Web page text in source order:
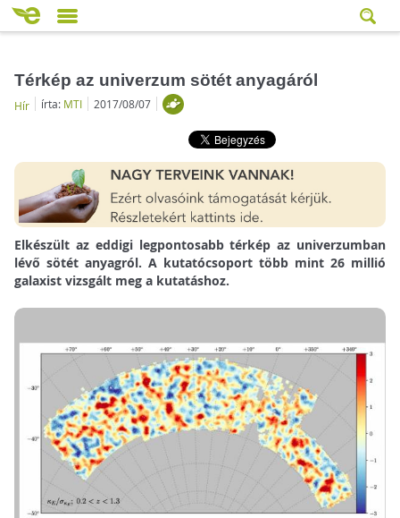
Térkép az univerzum sötét anyagáról
Hír írta: MTI 2017/08/07
Elkészült az eddigi legpontosabb térkép az univerzumban
lévő sötét anyagról. A kutatócsoport több mint 26 millió
galaxist vizsgált meg a kutatáshoz.